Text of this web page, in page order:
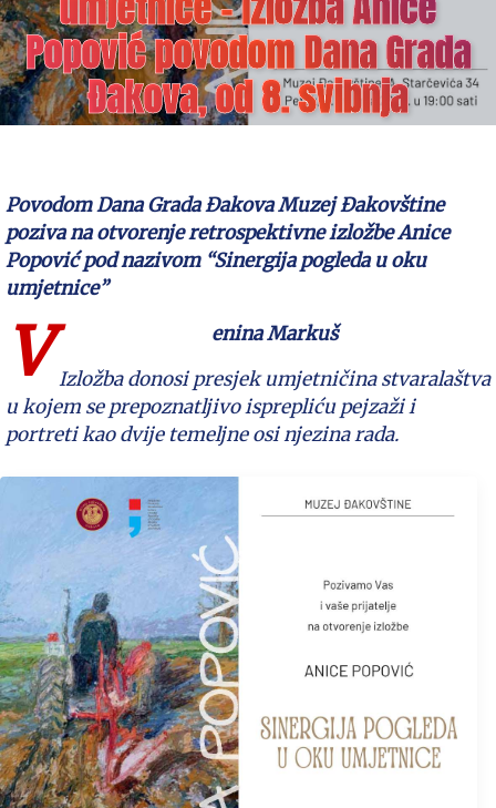
Popović povodom Dana Grada
Đakova, od 8. svibnja
Povodom Dana Grada Đakova Muzej Đakovštine
poziva na otvorenje retrospektivne izložbe Anice
Popović pod nazivom “Sinergija pogleda u oku
umjetnice”
V
enina Markuš
Izložba donosi presjek umjetničina stvaralaštva
u kojem se prepoznatljivo isprepliću pejzaži i
portreti kao dvije temeljne osi njezina rada.